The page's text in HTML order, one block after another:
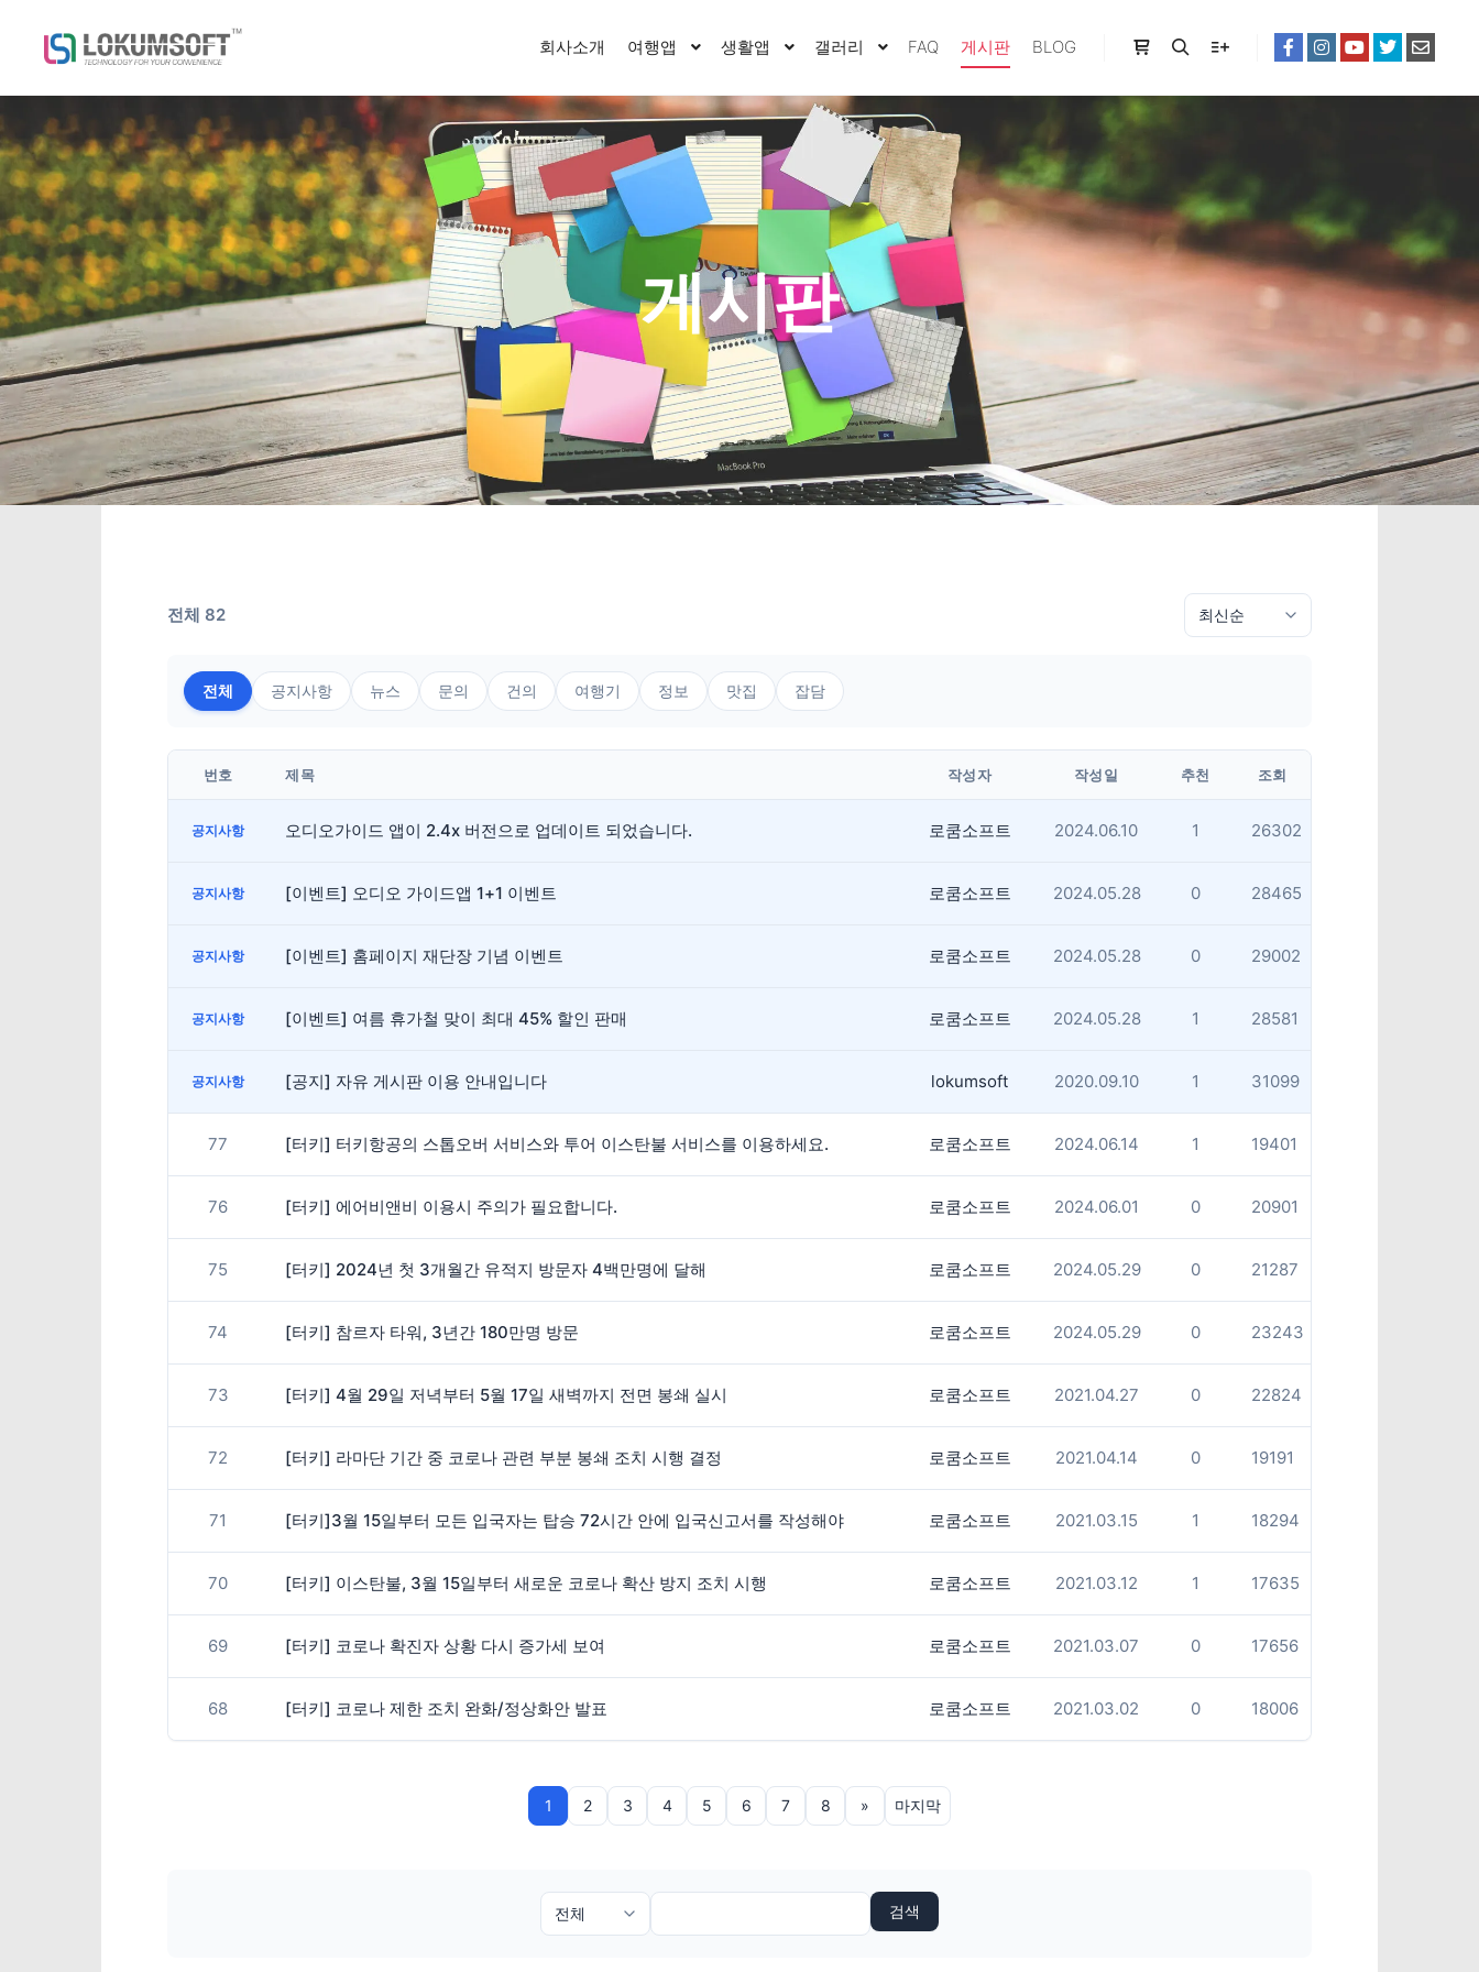
회사소개 여행앱 생활앱 갤러리 FAQ 게시판 BLOG
게시판
전체 82
전체 공지사항 뉴스 문의 건의 여행기 정보 맛집 잡담
번호 제목 작성자 작성일 추천 조회
공지사항 오디오가이드 앱이 2.4x 버전으로 업데이트 되었습니다. 로쿰소프트 2024.06.10 1 26302
공지사항 [이벤트] 오디오 가이드앱 1+1 이벤트 로쿰소프트 2024.05.28 0 28465
공지사항 [이벤트] 홈페이지 재단장 기념 이벤트 로쿰소프트 2024.05.28 0 29002
공지사항 [이벤트] 여름 휴가철 맞이 최대 45% 할인 판매 로쿰소프트 2024.05.28 1 28581
공지사항 [공지] 자유 게시판 이용 안내입니다 lokumsoft 2020.09.10 1 31099
77 [터키] 터키항공의 스톱오버 서비스와 투어 이스탄불 서비스를 이용하세요. 로쿰소프트 2024.06.14 1 19401
76 [터키] 에어비앤비 이용시 주의가 필요합니다. 로쿰소프트 2024.06.01 0 20901
75 [터키] 2024년 첫 3개월간 유적지 방문자 4백만명에 달해 로쿰소프트 2024.05.29 0 21287
74 [터키] 참르자 타워, 3년간 180만명 방문 로쿰소프트 2024.05.29 0 23243
73 [터키] 4월 29일 저녁부터 5월 17일 새벽까지 전면 봉쇄 실시 로쿰소프트 2021.04.27 0 22824
72 [터키] 라마단 기간 중 코로나 관련 부분 봉쇄 조치 시행 결정 로쿰소프트 2021.04.14 0 19191
71 [터키]3월 15일부터 모든 입국자는 탑승 72시간 안에 입국신고서를 작성해야 로쿰소프트 2021.03.15 1 18294
70 [터키] 이스탄불, 3월 15일부터 새로운 코로나 확산 방지 조치 시행 로쿰소프트 2021.03.12 1 17635
69 [터키] 코로나 확진자 상황 다시 증가세 보여 로쿰소프트 2021.03.07 0 17656
68 [터키] 코로나 제한 조치 완화/정상화안 발표 로쿰소프트 2021.03.02 0 18006
1 2 3 4 5 6 7 8 » 마지막
검색